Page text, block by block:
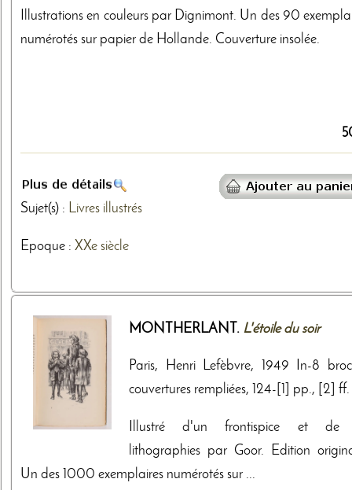
Illustrations en couleurs par Dignimont. Un des 90
numérotés sur papier de Hollande. Couverture insolée.
Sujet(s) : Livres illustrés
Epoque : XXe siècle
MONTHERLANT. L'étoile du soir
Paris, Henri Lefèbvre, 1949 In-8
couvertures rempliées, 124-[1] pp., [2] ff.
Illustré d'un frontispice et de
lithographies par Goor. Edition
Un des 1000 exemplaires numérotés sur ...